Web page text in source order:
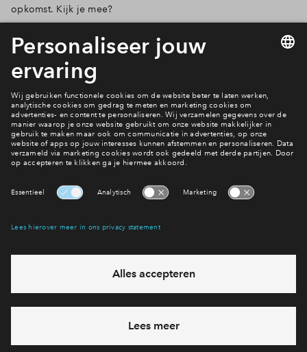
opkomst. Kijk je mee?
Lees verder
1 van 8
Interesse? Meld je dan snel aan
Hiermee blijf je op de hoogte van het belangrijkste nieuws en
Ja, ik wil mij aanmelden
Heb je een vraag en wil je direct antwoord? Bel ons op
7122193